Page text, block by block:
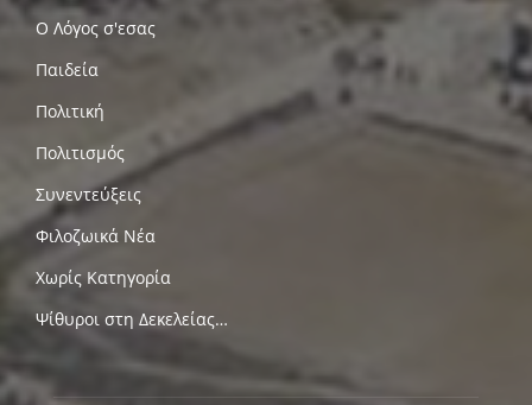
Ο Λόγος σ'εσας
Παιδεία
Πολιτική
Πολιτισμός
Συνεντεύξεις
Φιλοζωικά Νέα
Χωρίς Κατηγορία
Ψίθυροι στη Δεκελείας…